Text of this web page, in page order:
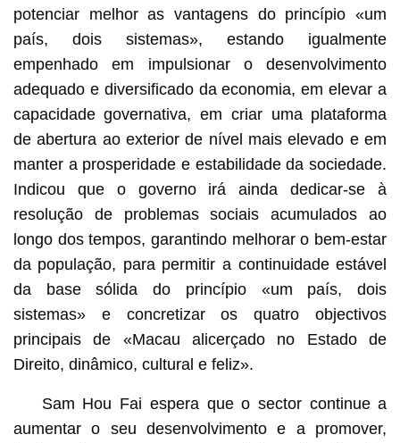
potenciar melhor as vantagens do princípio «um
país, dois sistemas», estando igualmente
empenhado em impulsionar o desenvolvimento
adequado e diversificado da economia, em elevar a
capacidade governativa, em criar uma plataforma
de abertura ao exterior de nível mais elevado e em
manter a prosperidade e estabilidade da sociedade.
Indicou que o governo irá ainda dedicar-se à
resolução de problemas sociais acumulados ao
longo dos tempos, garantindo melhorar o bem-estar
da população, para permitir a continuidade estável
da base sólida do princípio «um país, dois
sistemas» e concretizar os quatro objectivos
principais de «Macau alicerçado no Estado de
Direito, dinâmico, cultural e feliz».
Sam Hou Fai espera que o sector continue a
aumentar o seu desenvolvimento e a promover,